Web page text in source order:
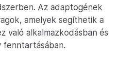
Az adaptogének
amelyek segíthetik a
való alkalmazkodásban és
fenntartásában.